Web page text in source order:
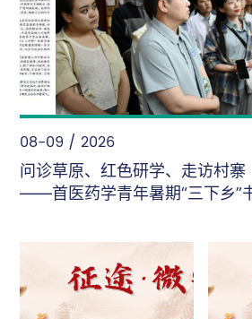
08-09 / 2026
问诊草原、红色研学、走访村寨
——首医药学青年暑期“三下乡”